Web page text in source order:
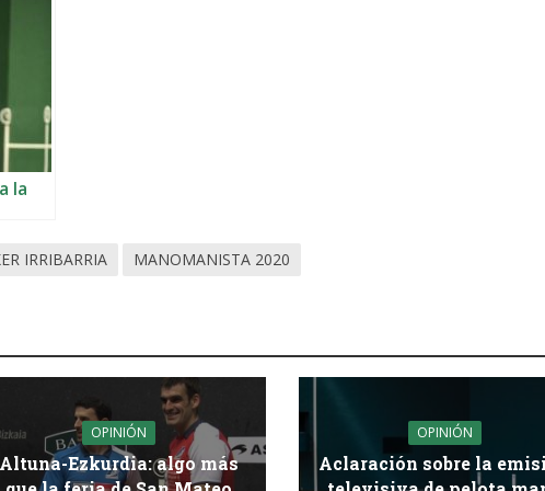
la
IRRIBARRIA MANOMANISTA 2020
OPINIÓN
Altuna-Ezkurdia: algo más
OPINIÓN
Aclaración sobre la